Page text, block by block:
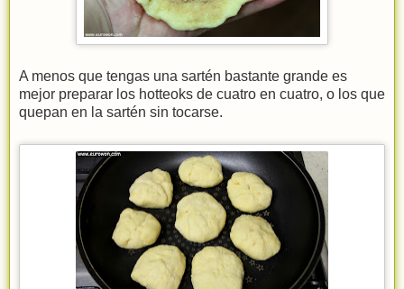
A menos que tengas una sartén bastante grande es
mejor preparar los hotteoks de cuatro en cuatro, o los que
quepan en la sartén sin tocarse.